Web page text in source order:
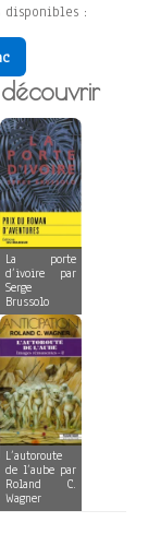
disponibles :
La porte
d’ivoire par
Serge
Brussolo
L’autoroute
de l’aube par
Roland C.
Wagner